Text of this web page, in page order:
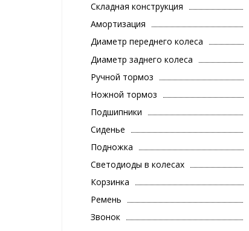
Складная конструкция
Амортизация
Диаметр переднего колеса
Диаметр заднего колеса
Ручной тормоз
Ножной тормоз
Подшипники
Сиденье
Подножка
Светодиоды в колесах
Корзинка
Ремень
Звонок